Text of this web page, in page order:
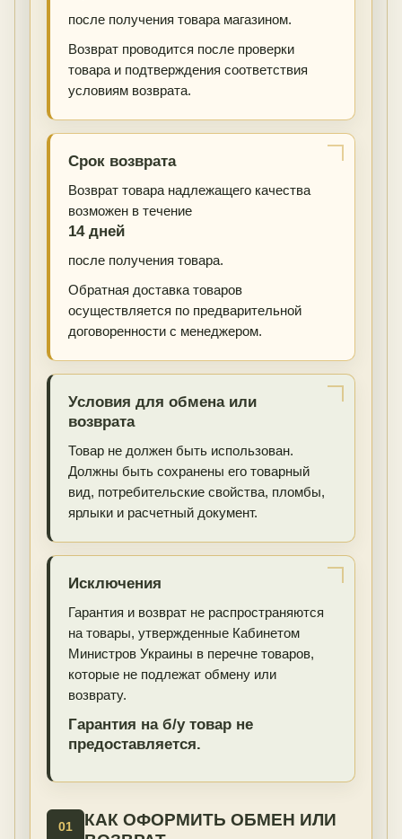
после получения товара магазином.
Возврат проводится после проверки
товара и подтверждения соответствия
условиям возврата.
Срок возврата
Возврат товара надлежащего качества
возможен в течение
14 дней
после получения товара.
Обратная доставка товаров
осуществляется по предварительной
договоренности с менеджером.
Условия для обмена или
возврата
Товар не должен быть использован.
Должны быть сохранены его товарный
вид, потребительские свойства, пломбы,
ярлыки и расчетный документ.
Исключения
Гарантия и возврат не распространяются
на товары, утвержденные Кабинетом
Министров Украины в перечне товаров,
которые не подлежат обмену или
возврату.
Гарантия на б/у товар не
предоставляется.
01
КАК ОФОРМИТЬ ОБМЕН ИЛИ